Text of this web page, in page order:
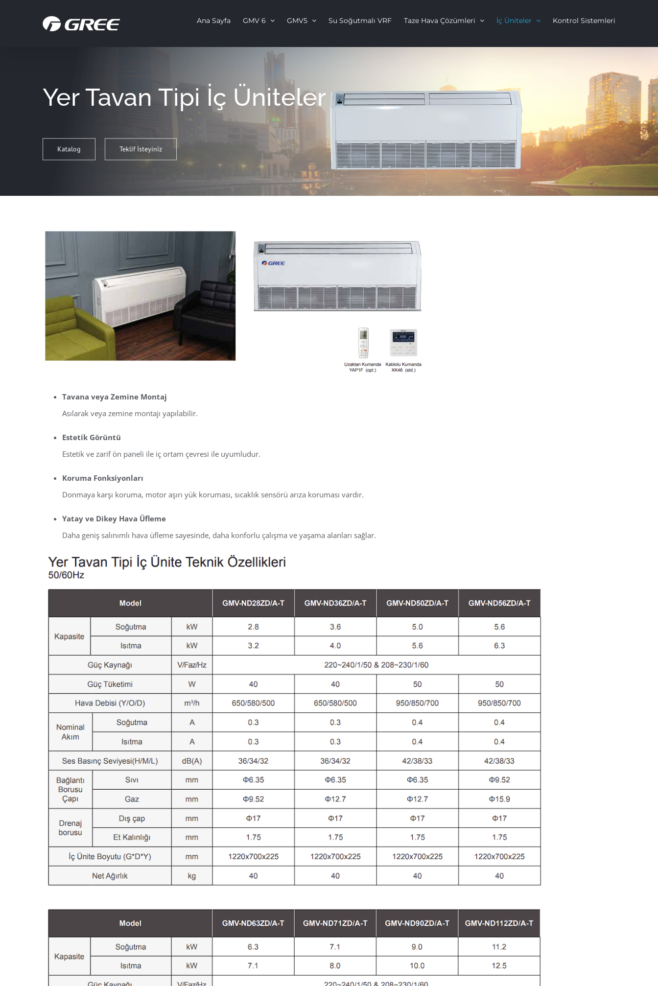
Ana Sayfa GMV 6 GMV5 Su Soğutmalı VRF Taze Hava Çözümleri İç Üniteler Kontrol Sistemleri
Yer Tavan Tipi İç Üniteler
Katalog Teklif İsteyiniz
Tavana veya Zemine Montaj
Asılarak veya zemine montajı yapılabilir.
Estetik Görüntü
Estetik ve zarif ön paneli ile iç ortam çevresi ile uyumludur.
Koruma Fonksiyonları
Donmaya karşı koruma, motor aşırı yük koruması, sıcaklık sensörü arıza koruması vardır.
Yatay ve Dikey Hava Üfleme
Daha geniş salınımlı hava üfleme sayesinde, daha konforlu çalışma ve yaşama alanları sağlar.